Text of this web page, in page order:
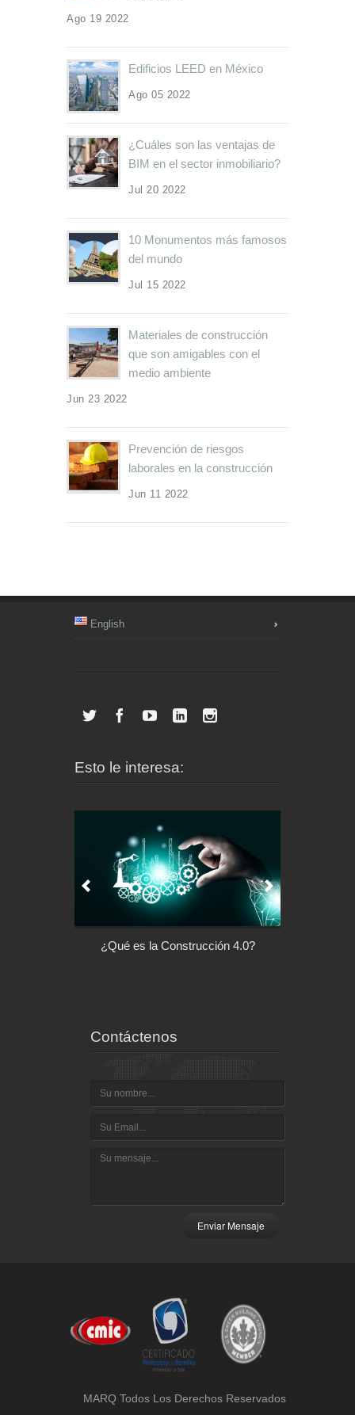
Ago 19 2022
Edificios LEED en México
Ago 05 2022
¿Cuáles son las ventajas de
BIM en el sector inmobiliario?
Jul 20 2022
10 Monumentos más famosos
del mundo
Jul 15 2022
Materiales de construcción
que son amigables con el
medio ambiente
Jun 23 2022
Prevención de riesgos
laborales en la construcción
Jun 11 2022
English
Esto le interesa:
¿Qué es la Construcción 4.0?
Contáctenos
Enviar Mensaje
MARQ Todos Los Derechos Reservados